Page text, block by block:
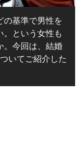
の基準で男性を
。という女性も
。今回は、結婚
いてご紹介した